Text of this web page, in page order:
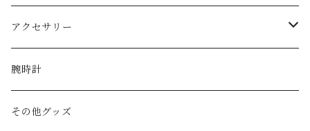
Martin Margiela
Yves Saint Laurent
GAULTIER
ハンド/トートバッグ
リュック
その他バッグ
帽子
ベルト
財布
アクセサリー
ネックレス
ブレスレット
腕時計
その他グッズ